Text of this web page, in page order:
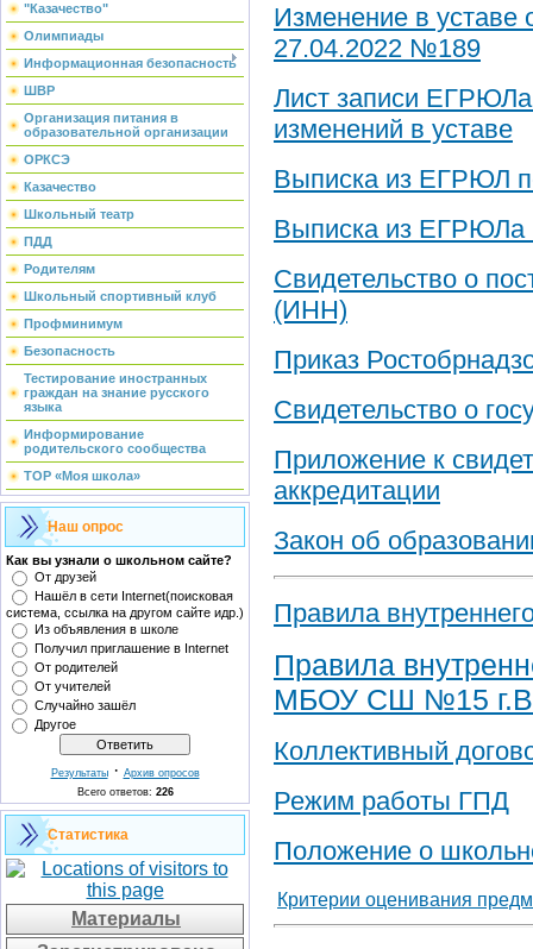
"Казачество"
Олимпиады
Информационная безопасность
ШВР
Организация питания в
образовательной организации
ОРКСЭ
Казачество
Школьный театр
ПДД
Родителям
Школьный спортивный клуб
Профминимум
Безопасность
Тестирование иностранных
граждан на знание русского
языка
Информирование
родительского сообщества
ТОР «Моя школа»
Наш опрос
Как вы узнали о школьном сайте?
От друзей
Нашёл в сети Internet(поисковая
система, ссылка на другом сайте идр.)
Из объявления в школе
Получил приглашение в Internet
От родителей
От учителей
Случайно зашёл
Другое
Результаты· Архив опросов
Всего ответов: 226
Статистика
Материалы
Изменение в уставе
27.04.2022 №189
Лист записи ЕГРЮЛа
изменений в уставе
Выписка из ЕГРЮЛ
Выписка из ЕГРЮЛа
Свидетельство о
(ИНН)
Приказ
Свидетельство о
Приложение к
аккредитации
Закон об
Правила
Правила
МБОУ СШ №15
Коллективный
Режим работы ГПД
Положение о
Критерии оценивания